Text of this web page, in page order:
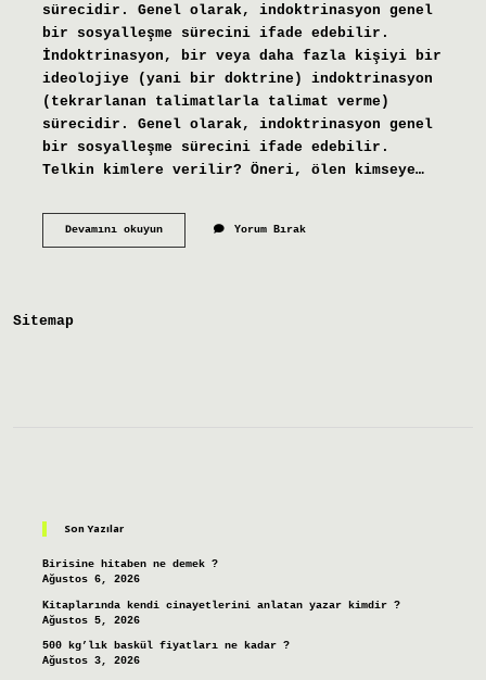
sürecidir. Genel olarak, indoktrinasyon genel
bir sosyalleşme sürecini ifade edebilir.
İndoktrinasyon, bir veya daha fazla kişiyi bir
ideolojiye (yani bir doktrine) indoktrinasyon
(tekrarlanan talimatlarla talimat verme)
sürecidir. Genel olarak, indoktrinasyon genel
bir sosyalleşme sürecini ifade edebilir.
Telkin kimlere verilir? Öneri, ölen kimseye…
Devamını okuyunBirini
Yorum Bırak
Sitemap
Son Yazılar
Birisine hitaben ne demek ?
Ağustos 6, 2026
Kitaplarında kendi cinayetlerini anlatan yazar kimdir ?
Ağustos 5, 2026
500 kg’lık baskül fiyatları ne kadar ?
Ağustos 3, 2026